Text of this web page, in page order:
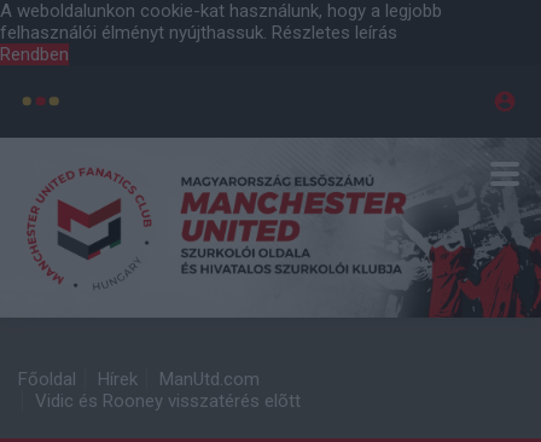
A weboldalunkon cookie-kat használunk, hogy a legjobb
felhasználói élményt nyújthassuk. Részletes leírás
Rendben
Főoldal Hírek
ManUtd.com
Vidic és Rooney visszatérés elõtt